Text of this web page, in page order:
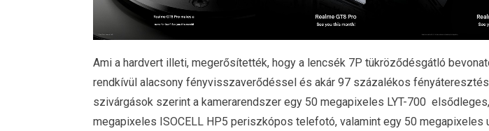
Ami a hardvert illeti, megerősítették, hogy a lencsék 7P tükröződésgátló
rendkívül alacsony fényvisszaverődéssel és akár 97 százalékos
szivárgások szerint a kamerarendszer egy 50 megapixeles LYT-700
megapixeles ISOCELL HP5 periszkópos telefotó, valamint egy 50 megapixeles